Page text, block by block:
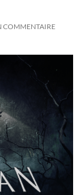
COMMENTAIRE